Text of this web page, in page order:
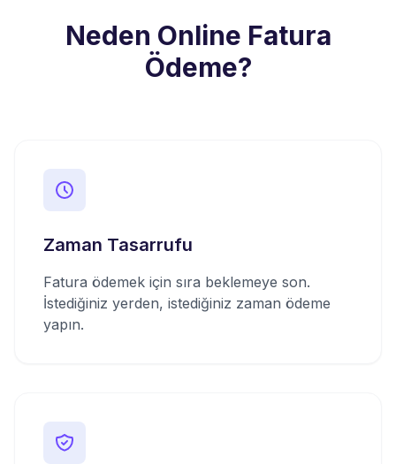
Neden Online Fatura
Ödeme?
Zaman Tasarrufu
Fatura ödemek için sıra beklemeye son.
İstediğiniz yerden, istediğiniz zaman ödeme
yapın.